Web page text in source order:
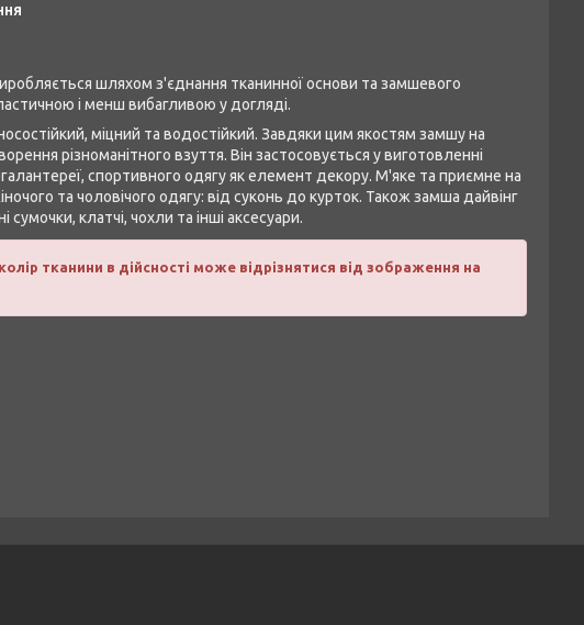
шляхом з'єднання тканинної основи та замшевого
і менш вибагливою у догляді.
міцний та водостійкий. Завдяки цим якостям замшу на
різноманітного взуття. Він застосовується у виготовленні
спортивного одягу як елемент декору. М'яке та приємне на
та чоловічого одягу: від суконь до курток. Також замша дайвінг
клатчі, чохли та інші аксесуари.
тканини в дійсності може відрізнятися від зображення на